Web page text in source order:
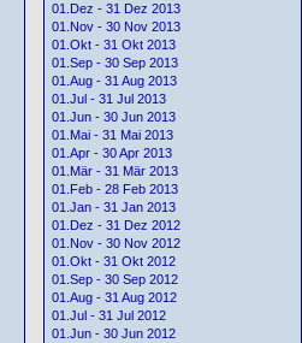
01.Dez - 31 Dez 2013
01.Nov - 30 Nov 2013
01.Okt - 31 Okt 2013
01.Sep - 30 Sep 2013
01.Aug - 31 Aug 2013
01.Jul - 31 Jul 2013
01.Jun - 30 Jun 2013
01.Mai - 31 Mai 2013
01.Apr - 30 Apr 2013
01.Mär - 31 Mär 2013
01.Feb - 28 Feb 2013
01.Jan - 31 Jan 2013
01.Dez - 31 Dez 2012
01.Nov - 30 Nov 2012
01.Okt - 31 Okt 2012
01.Sep - 30 Sep 2012
01.Aug - 31 Aug 2012
01.Jul - 31 Jul 2012
01.Jun - 30 Jun 2012